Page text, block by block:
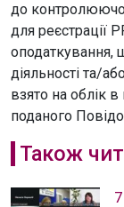
до
для реєстрації
оподаткування,
діяльності та/
взято на облік
поданого
Також